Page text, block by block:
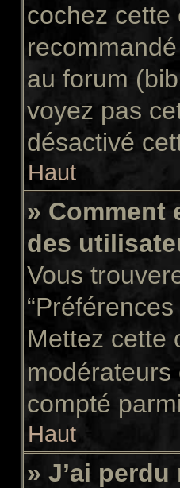
cochez cette
au forum
voyez pas
désactivé
Haut
» Comment
des
Vous
Mettez cette
compté
Haut
» J’ai